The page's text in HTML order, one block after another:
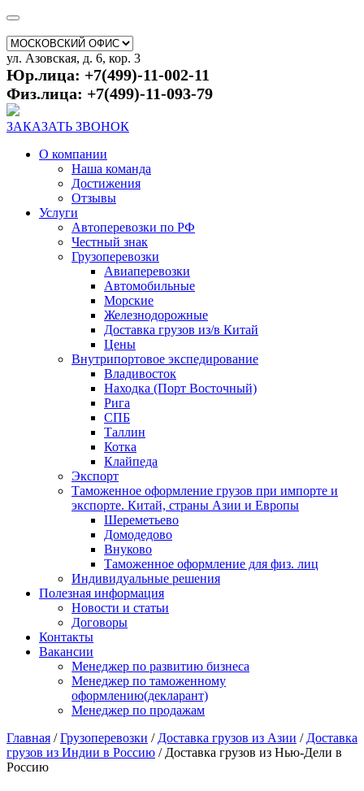
ул. Азовская, д. 6, кор. 3
Юр.лица: +7(499)-11-002-11
Физ.лица: +7(499)-11-093-79
ЗАКАЗАТЬ ЗВОНОК
О компании
Наша команда
Достижения
Отзывы
Услуги
Автоперевозки по РФ
Честный знак
Грузоперевозки
Авиаперевозки
Автомобильные
Морские
Железнодорожные
Доставка грузов из/в Китай
Цены
Внутрипортовое экспедирование
Владивосток
Находка (Порт Восточный)
Рига
СПБ
Таллин
Котка
Клайпеда
Экспорт
Таможенное оформление грузов при импорте и
экспорте. Китай, страны Азии и Европы
Шереметьево
Домодедово
Внуково
Таможенное оформление для физ. лиц
Индивидуальные решения
Полезная информация
Новости и статьи
Договоры
Контакты
Вакансии
Менеджер по развитию бизнеса
Менеджер по таможенному
оформлению(декларант)
Менеджер по продажам
Главная /Грузоперевозки / Доставка грузов из Азии / Доставка
грузов из Индии в Россию / Доставка грузов из Нью-Дели в
Россию